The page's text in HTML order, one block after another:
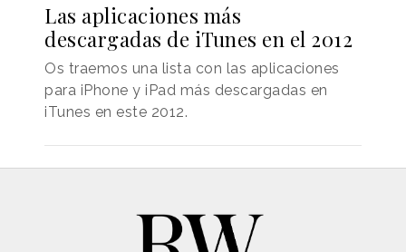
Las aplicaciones más
descargadas de iTunes en el 2012
Os traemos una lista con las aplicaciones
para iPhone y iPad más descargadas en
iTunes en este 2012.